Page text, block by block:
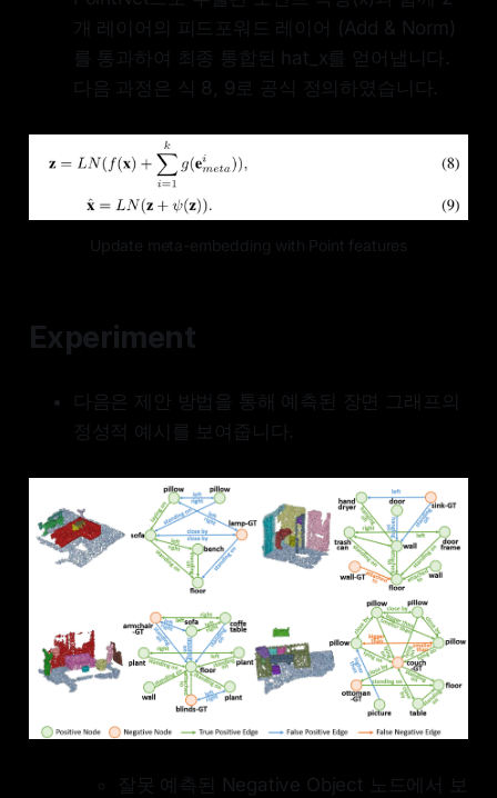
개 레이어의 피드포워드 레이어 (Add & Norm)
를 통과하여 최종 통합된 hat_x를 얻어냅니다.
다음 과정은 식 8, 9로 공식 정의하였습니다.
Update meta-embedding with Point features
Experiment
다음은 제안 방법을 통해 예측된 장면 그래프의
정성적 예시를 보여줍니다.
잘못 예측된 Negative Object 노드에서 보